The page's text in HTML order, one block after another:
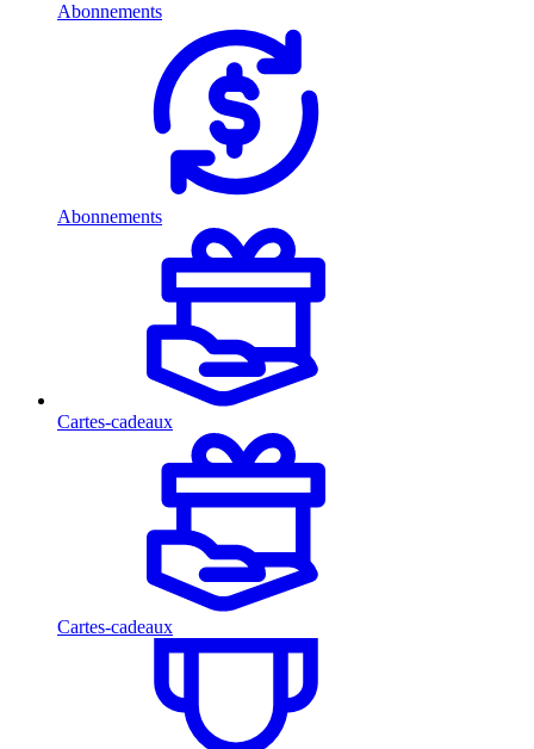
Abonnements
Abonnements
Cartes-cadeaux
Cartes-cadeaux